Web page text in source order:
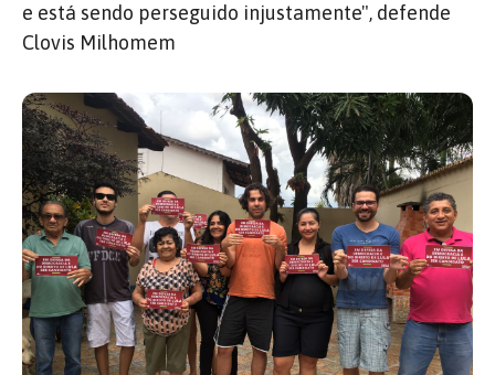
e está sendo perseguido injustamente", defende
Clovis Milhomem